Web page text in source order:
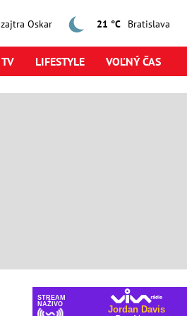
Oskar 21 °C
LIFESTYLE VOĽNÝ ČAS
STREAM
NAŽIVO
Jordan Davis